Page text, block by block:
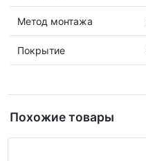
Метод монтажа
Покрытие
Похожие товары